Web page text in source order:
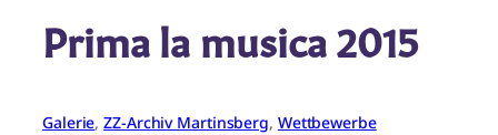
Prima la musica 2015
Galerie, ZZ-Archiv Martinsberg, Wettbewerbe